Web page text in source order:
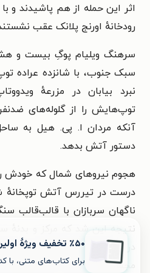
اثر این حمله از هم پاشیدند و
رودخانهٔ اورنج پلانک عقب
سرهنگ ویلیام پوگِ بیست و
سبک جنوب، با شانزده عراده
نبرد بیابان در مزرعهٔ
توپ‌هایش را از گلوله‌های
آنکه مردان ا. پی. هیل به ساحل
دستور آتش بدهد.
هجوم نیروهای شمال که خودش
درست در تیررس آتش
ناگهان سربازان با قالب‌قالب
نتیجه این شد که مرکز و
در همان لحظهٔ برخورد، تاریخ
مجسمه بدل کرد. آن‌ها
٪۵۰ تخفیف ویژۀ اولین خرید
برای کتاب‌های متنی، با